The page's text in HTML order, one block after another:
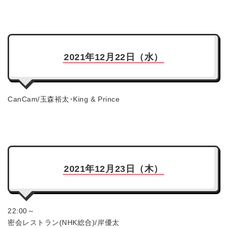
2021年12月22日（水）
CanCam/玉森裕太･King & Prince
2021年12月23日（木）
22:00～
密会レストラン(NHK総合)/岸優太